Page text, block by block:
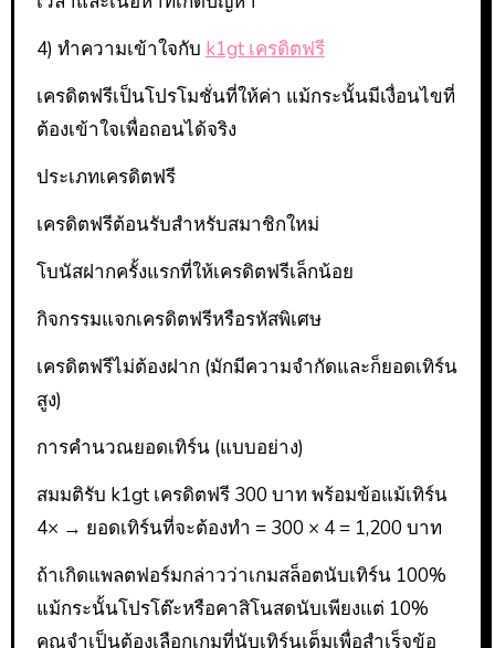
4) ทำความเข้าใจกับ k1gt เครดิตฟรี
เครดิตฟรีเป็นโปรโมชั่นที่ให้ค่า แม้กระนั้นมีเงื่อนไขที่
ต้องเข้าใจเพื่อถอนได้จริง
ประเภทเครดิตฟรี
เครดิตฟรีต้อนรับสำหรับสมาชิกใหม่
โบนัสฝากครั้งแรกที่ให้เครดิตฟรีเล็กน้อย
กิจกรรมแจกเครดิตฟรีหรือรหัสพิเศษ
เครดิตฟรีไม่ต้องฝาก (มักมีความจำกัดและก็ยอดเทิร์น
สูง)
การคำนวณยอดเทิร์น (แบบอย่าง)
สมมติรับ k1gt เครดิตฟรี 300 บาท พร้อมข้อแม้เทิร์น
4× → ยอดเทิร์นที่จะต้องทำ = 300 × 4 = 1,200 บาท
ถ้าเกิดแพลตฟอร์มกล่าวว่าเกมสล็อตนับเทิร์น 100%
แม้กระนั้นโปรโต๊ะหรือคาสิโนสดนับเพียงแต่ 10%
คุณจำเป็นต้องเลือกเกมที่นับเทิร์นเต็มเพื่อสำเร็จข้อ